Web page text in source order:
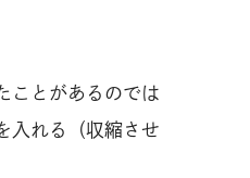
ことがあるのでは
入れる（収縮させ